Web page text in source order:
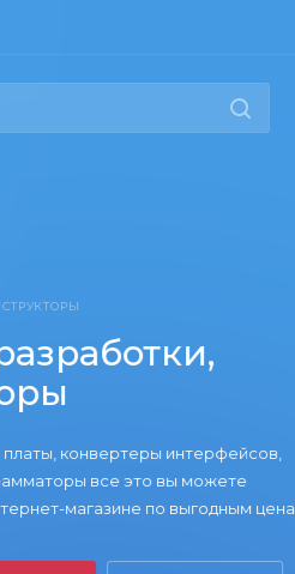
конвертеры интерфейсов,
все это вы можете
магазине по выгодным ценам!